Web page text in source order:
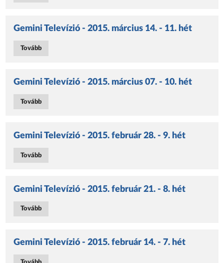
Gemini Televízió - 2015. március 14. - 11. hét
Tovább
Gemini Televízió - 2015. március 07. - 10. hét
Tovább
Gemini Televízió - 2015. február 28. - 9. hét
Tovább
Gemini Televízió - 2015. február 21. - 8. hét
Tovább
Gemini Televízió - 2015. február 14. - 7. hét